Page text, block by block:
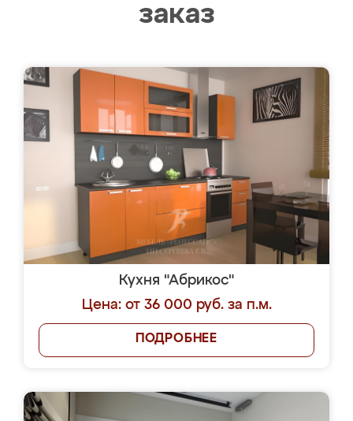
заказ
Кухня "Абрикос"
Цена: от 36 000 руб. за п.м.
ПОДРОБНЕЕ